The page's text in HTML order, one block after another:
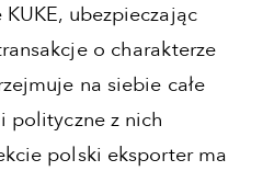
ubezpieczając
o charakterze
na siebie całe
polityczne z nich
polski eksporter ma